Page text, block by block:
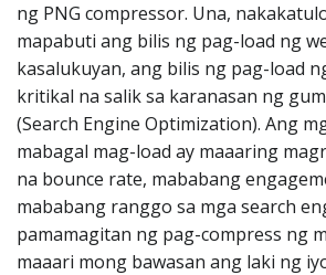
ng PNG compressor. Una,
mapabuti ang bilis ng pag-load ng
kasalukuyan, ang bilis ng pag-load
kritikal na salik sa karanasan ng
(Search Engine Optimization). Ang
mabagal mag-load ay maaaring
na bounce rate, mababang
mababang ranggo sa mga search
pamamagitan ng pag-compress ng
maaari mong bawasan ang laki ng